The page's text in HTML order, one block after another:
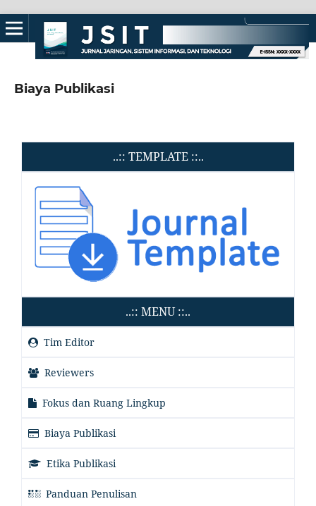
Biaya Publikasi
..:: TEMPLATE ::..
..:: MENU ::..
Tim Editor
Reviewers
Fokus dan Ruang Lingkup
Biaya Publikasi
Etika Publikasi
Panduan Penulisan